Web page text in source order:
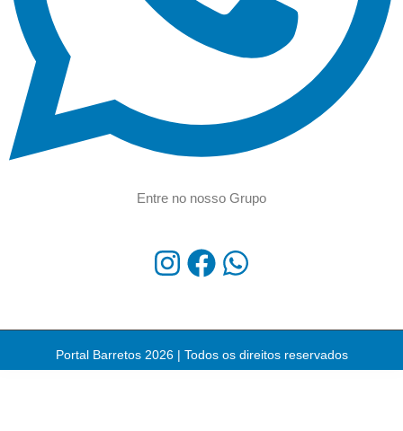
Entre no nosso Grupo
Portal Barretos 2026 | Todos os direitos reservados